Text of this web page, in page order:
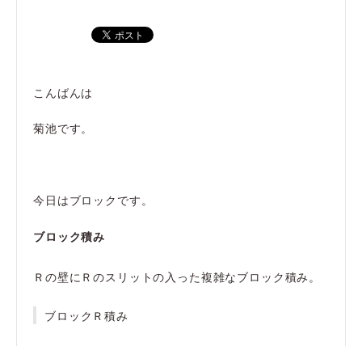
こんばんは
菊池です。
今日はブロックです。
ブロック積み
Ｒの壁にＲのスリットの入った複雑なブロック積み。
ブロックＲ積み